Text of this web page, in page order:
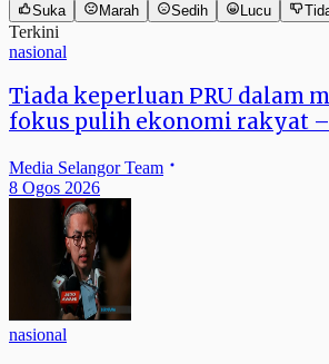
Suka Marah Sedih Lucu
Terkini
nasional
Tiada keperluan PRU dalam
fokus pulih ekonomi rakyat
Media Selangor Team
8 Ogos 2026
nasional